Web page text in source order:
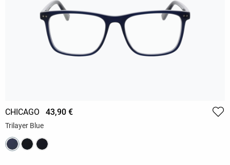
CHICAGO 43,90 €
Trilayer Blue